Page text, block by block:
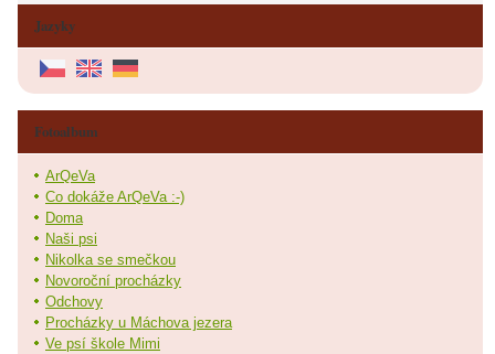
Jazyky
Fotoalbum
ArQeVa
Co dokáže ArQeVa :-)
Doma
Naši psi
Nikolka se smečkou
Novoroční procházky
Odchovy
Procházky u Máchova jezera
Ve psí škole Mimi